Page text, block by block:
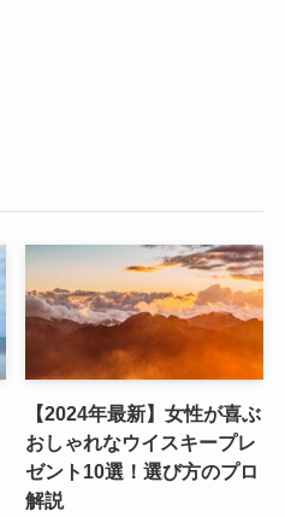
【2024年最新】女性が喜ぶ
おしゃれなウイスキープレ
ゼント10選！選び方のプロ
解説